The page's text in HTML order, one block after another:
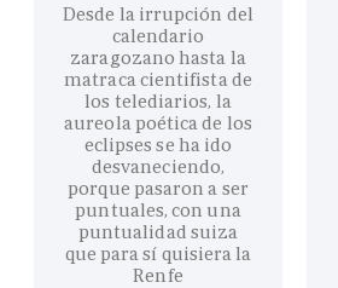
Desde la irrupción del
calendario
zaragozano hasta la
matraca cientifista de
los telediarios, la
aureola poética de los
eclipses se ha ido
desvaneciendo,
porque pasaron a ser
puntuales, con una
puntualidad suiza
que para sí quisiera la
Renfe